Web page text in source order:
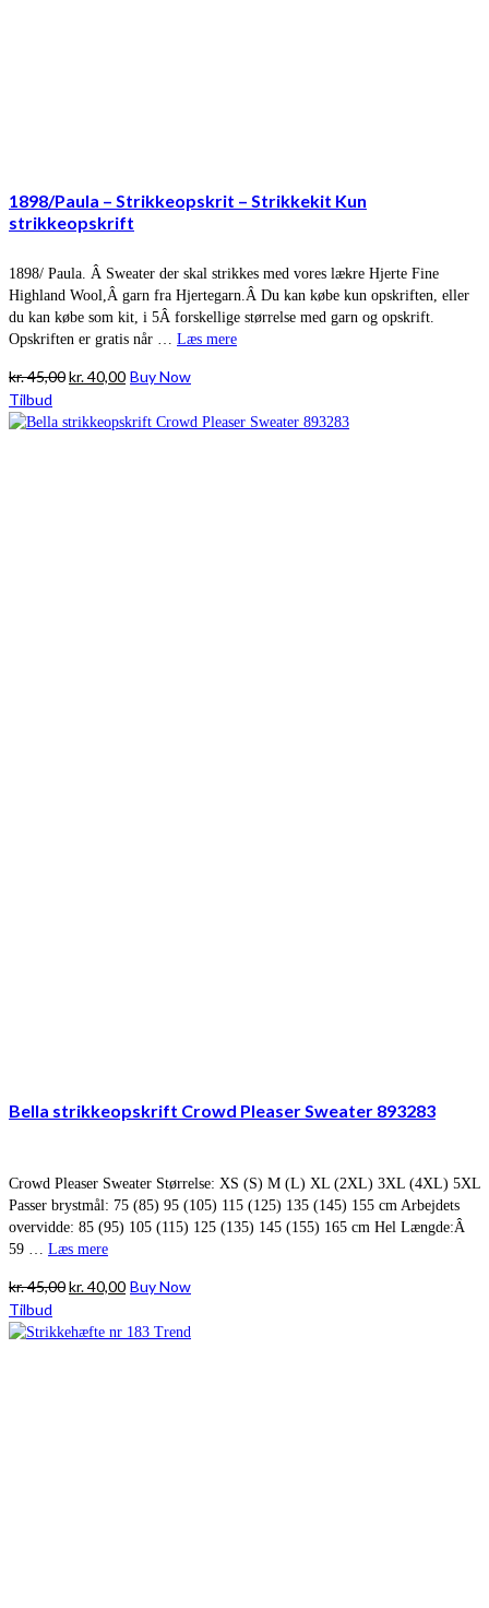
1898/Paula – Strikkeopskrit – Strikkekit Kun
strikkeopskrift
1898/ Paula. Â Sweater der skal strikkes med vores lækre Hjerte Fine
Highland Wool,Â garn fra Hjertegarn.Â Du kan købe kun opskriften, eller
du kan købe som kit, i 5Â forskellige størrelse med garn og opskrift.
Opskriften er gratis når … Læs mere
kr.45,00Den
pris
kr.40,00Den
pris
Buy Now
Tilbud
Bella strikkeopskrift Crowd Pleaser Sweater 893283
Crowd Pleaser Sweater Størrelse: XS (S) M (L) XL (2XL) 3XL (4XL) 5XL
Passer brystmål: 75 (85) 95 (105) 115 (125) 135 (145) 155 cm Arbejdets
overvidde: 85 (95) 105 (115) 125 (135) 145 (155) 165 cm Hel Længde:Â
59 … Læs mere
kr.45,00Den
pris
kr.40,00Den
pris
Buy Now
Tilbud